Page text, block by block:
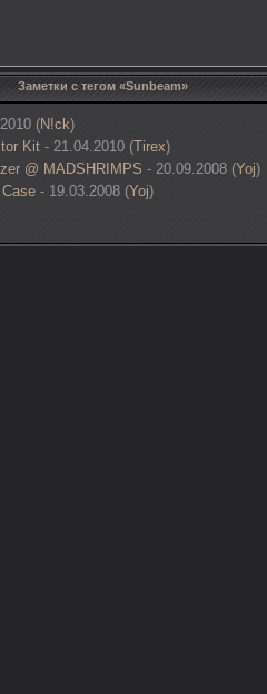
Заметки с тегом «Sunbeam»
(N!ck)
Kit - 21.04.2010 (Tirex)
@ MADSHRIMPS - 20.09.2008 (Yoj)
- 19.03.2008 (Yoj)